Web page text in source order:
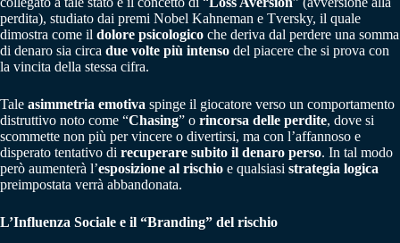
perdita), studiato dai premi Nobel Kahneman e Tversky, il quale
dimostra come il dolore psicologico che deriva dal perdere una somma
di denaro sia circa due volte più intenso del piacere che si prova con
la vincita della stessa cifra.
Tale asimmetria emotiva spinge il giocatore verso un comportamento
distruttivo noto come “Chasing” o rincorsa delle perdite, dove si
scommette non più per vincere o divertirsi, ma con l’affannoso e
disperato tentativo di recuperare subito il denaro perso. In tal modo
però aumenterà l’esposizione al rischio e qualsiasi strategia logica
preimpostata verrà abbandonata.
L’Influenza Sociale e il “Branding” del rischio